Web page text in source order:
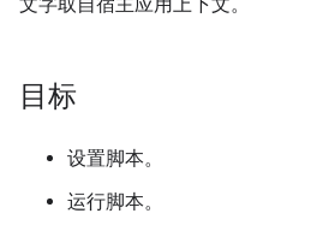
目标
设置脚本。
运行脚本。